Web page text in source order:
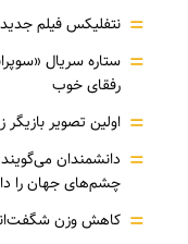
= نتفلیکس فیلم
= ستاره سریال
رفقای خوب
= اولین تصویر
= دانشمندان می‌گویند
چشم‌های جهان را
= کاهش وزن